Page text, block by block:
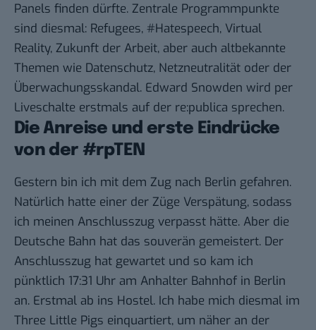
Panels finden dürfte. Zentrale Programmpunkte
sind diesmal: Refugees, #Hatespeech, Virtual
Reality, Zukunft der Arbeit, aber auch altbekannte
Themen wie Datenschutz, Netzneutralität oder der
Überwachungsskandal. Edward Snowden wird per
Liveschalte erstmals auf der re:publica sprechen.
Die Anreise und erste Eindrücke
von der #rpTEN
Gestern bin ich mit dem Zug nach Berlin gefahren.
Natürlich hatte einer der Züge Verspätung, sodass
ich meinen Anschlusszug verpasst hätte. Aber die
Deutsche Bahn hat das souverän gemeistert. Der
Anschlusszug hat gewartet und so kam ich
pünktlich 17:31 Uhr am Anhalter Bahnhof in Berlin
an. Erstmal ab ins Hostel. Ich habe mich diesmal im
Three Little Pigs einquartiert, um näher an der